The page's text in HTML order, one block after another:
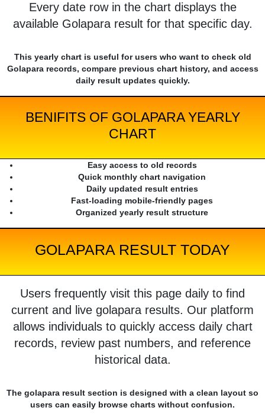
Every date row in the chart displays the
available Golapara result for that specific day.
This yearly chart is useful for users who want to check old
Golapara records, compare previous chart history, and access
daily result updates quickly.
BENIFITS OF GOLAPARA YEARLY
CHART
Easy access to old records
Quick monthly chart navigation
Daily updated result entries
Fast-loading mobile-friendly pages
Organized yearly result structure
GOLAPARA RESULT TODAY
Users frequently visit this page daily to find
current and live golapara results. Our platform
allows individuals to quickly access daily chart
records, review past numbers, and reference
historical data.
The golapara result section is designed with a clean layout so
users can easily browse charts without confusion.